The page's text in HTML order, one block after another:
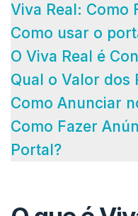
Viva Real: Como
Como usar o
O Viva Real é
Qual o Valor dos
Como Anunciar
Como Fazer
Portal?